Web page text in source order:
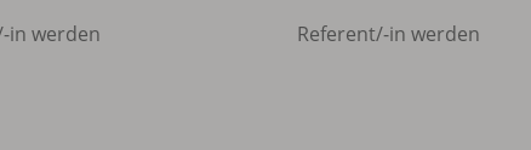
-in werden
Referent/-in werden